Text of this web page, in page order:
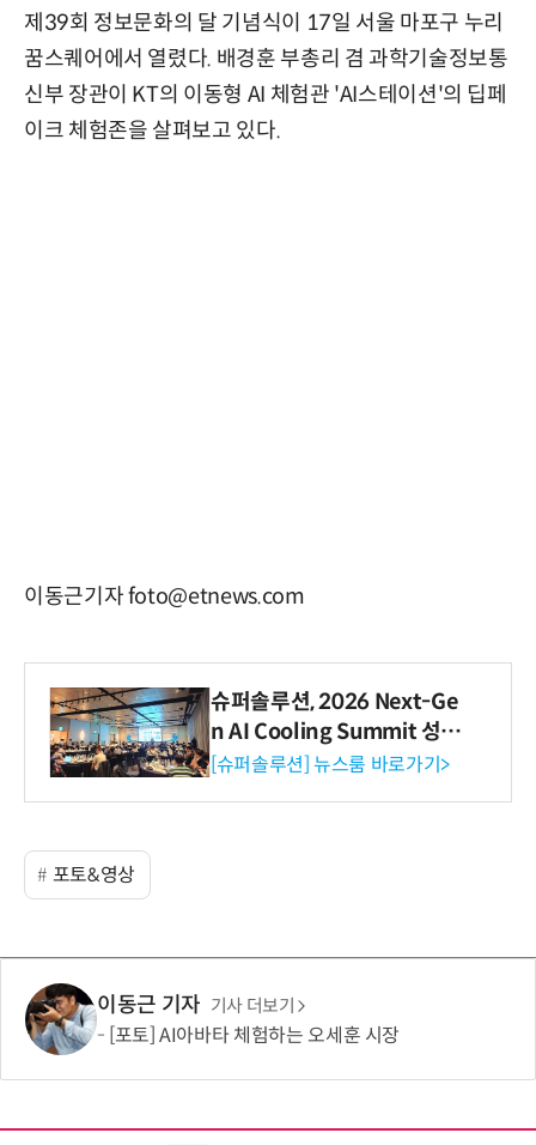
제39회 정보문화의 달 기념식이 17일 서울 마포구 누리
꿈스퀘어에서 열렸다. 배경훈 부총리 겸 과학기술정보통
신부 장관이 KT의 이동형 AI 체험관 'AI스테이션'의 딥페
이크 체험존을 살펴보고 있다.
이동근기자 foto@etnews.com
슈퍼솔루션, 2026 Next-Ge
n AI Cooling Summit 성황
리 성료
[슈퍼솔루션] 뉴스룸 바로가기>
포토&영상
이동근 기자 기사 더보기
[포토] AI아바타 체험하는 오세훈 시장